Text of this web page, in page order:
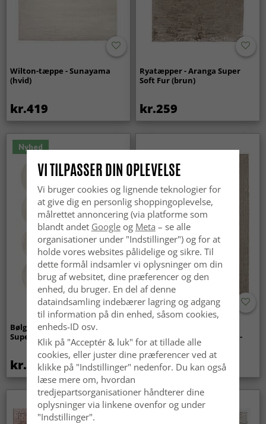
Wilton-tæppe - Sunayama
(hvid)
kr.419
Ryatæpper - Aranga Super
Soft Fur (brun)
kr.259
Nyhed
Bølget ryatæppe - Aranga
Super Soft Fur (beige)
kr.369
indendørs/udendørs brug -
Arlo (beige)
kr.449
VI TILPASSER DIN OPLEVELSE
Vi bruger cookies og lignende teknologier for
at give dig en personlig shoppingoplevelse,
målrettet annoncering (via platforme som
blandt andet Googleog Meta – se alle
organisationer under "Indstillinger") og for at
holde vores websites pålidelige og sikre. Til
dette formål indsamler vi oplysninger om din
brug af websitet, dine præferencer og den
enhed, du bruger. En del af denne
dataindsamling indebærer lagring og adgang
til information på din enhed, såsom cookies,
enheds-ID osv.
Klik på "Acceptér & luk" for at tillade alle
cookies, eller juster dine præferencer ved at
klikke på "Indstillinger" nedenfor. Du kan også
læse mere om, hvordan
tredjepartsorganisationer håndterer dine
oplysninger via linkene ovenfor og under
"Indstillinger".